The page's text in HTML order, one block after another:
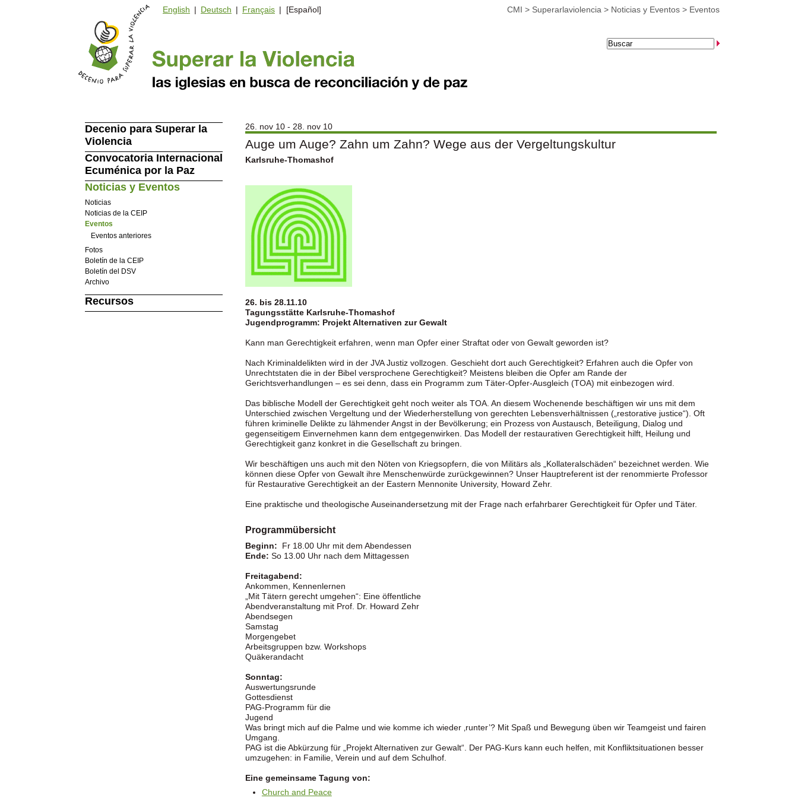
CMI > Superarlaviolencia > Noticias y Eventos > Eventos
English | Deutsch | Français | [Español]
26. nov 10 - 28. nov 10
Auge um Auge? Zahn um Zahn? Wege aus der Vergeltungskultur
Karlsruhe-Thomashof
26. bis 28.11.10
Tagungsstätte Karlsruhe-Thomashof
Jugendprogramm: Projekt Alternativen zur Gewalt
Kann man Gerechtigkeit erfahren, wenn man Opfer einer Straftat oder von Gewalt geworden ist?
Nach Kriminaldelikten wird in der JVA Justiz vollzogen. Geschieht dort auch Gerechtigkeit? Erfahren auch die Opfer von
Unrechtstaten die in der Bibel versprochene Gerechtigkeit? Meistens bleiben die Opfer am Rande der
Gerichtsverhandlungen – es sei denn, dass ein Programm zum Täter-Opfer-Ausgleich (TOA) mit einbezogen wird.
Das biblische Modell der Gerechtigkeit geht noch weiter als TOA. An diesem Wochenende beschäftigen wir uns mit dem
Unterschied zwischen Vergeltung und der Wiederherstellung von gerechten Lebensverhältnissen („restorative justice“). Oft
führen kriminelle Delikte zu lähmender Angst in der Bevölkerung; ein Prozess von Austausch, Beteiligung, Dialog und
gegenseitigem Einvernehmen kann dem entgegenwirken. Das Modell der restaurativen Gerechtigkeit hilft, Heilung und
Gerechtigkeit ganz konkret in die Gesellschaft zu bringen.
Wir beschäftigen uns auch mit den Nöten von Kriegsopfern, die von Militärs als „Kollateralschäden“ bezeichnet werden. Wie
können diese Opfer von Gewalt ihre Menschenwürde zurückgewinnen? Unser Hauptreferent ist der renommierte Professor
für Restaurative Gerechtigkeit an der Eastern Mennonite University, Howard Zehr.
Eine praktische und theologische Auseinandersetzung mit der Frage nach erfahrbarer Gerechtigkeit für Opfer und Täter.
Programmübersicht
Beginn: Fr 18.00 Uhr mit dem Abendessen
Ende: So 13.00 Uhr nach dem Mittagessen
Freitagabend:
Ankommen, Kennenlernen
„Mit Tätern gerecht umgehen“: Eine öffentliche
Abendveranstaltung mit Prof. Dr. Howard Zehr
Abendsegen
Samstag
Morgengebet
Arbeitsgruppen bzw. Workshops
Quäkerandacht
Sonntag:
Auswertungsrunde
Gottesdienst
PAG-Programm für die
Jugend
Was bringt mich auf die Palme und wie komme ich wieder ‚runter’? Mit Spaß und Bewegung üben wir Teamgeist und fairen
Umgang.
PAG ist die Abkürzung für „Projekt Alternativen zur Gewalt“. Der PAG-Kurs kann euch helfen, mit Konfliktsituationen besser
umzugehen: in Familie, Verein und auf dem Schulhof.
Eine gemeinsame Tagung von:
Church and Peace
Decenio para Superar la
Violencia
Convocatoria Internacional
Ecuménica por la Paz
Noticias y Eventos
Noticias
Noticias de la CEIP
Eventos
Eventos anteriores
Fotos
Boletín de la CEIP
Boletín del DSV
Archivo
Recursos